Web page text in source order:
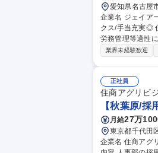
愛知県名古屋
企業名 ジェイアール東海コンサルタン
クス/手当充実◎ 仕事の内容 当社管理部門にて人事業務を中心にお任せします。各種人事制度の運用、中途採用・
労務管理等適性に応じてお任せします。 【入社
すので、人事業
業界未経験歓迎
正社員
住商アグリビ
【秋葉原/
月給27万
東京都千代田
企業名 住商アグリビジネス株式会社 求人名 【秋葉